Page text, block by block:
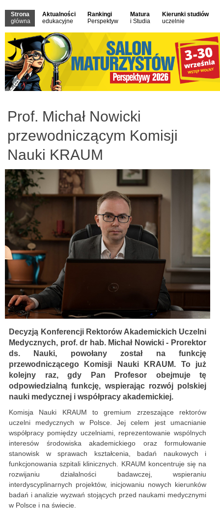
Strona
główna
Aktualności
edukacyjne
Rankingi
Perspektyw
Matura
i Studia
Kierunki studiów
uczelnie
Prof. Michał Nowicki
przewodniczącym Komisji
Nauki KRAUM
Decyzją Konferencji Rektorów Akademickich Uczelni
Medycznych, prof. dr hab. Michał Nowicki - Prorektor
ds. Nauki, powołany został na funkcję
przewodniczącego Komisji Nauki KRAUM. To już
kolejny raz, gdy Pan Profesor obejmuje tę
odpowiedzialną funkcję, wspierając rozwój polskiej
nauki medycznej i współpracy akademickiej.
Komisja Nauki KRAUM to gremium zrzeszające rektorów
uczelni medycznych w Polsce. Jej celem jest umacnianie
współpracy pomiędzy uczelniami, reprezentowanie wspólnych
interesów środowiska akademickiego oraz formułowanie
stanowisk w sprawach kształcenia, badań naukowych i
funkcjonowania szpitali klinicznych. KRAUM koncentruje się na
rozwijaniu działalności badawczej, wspieraniu
interdyscyplinarnych projektów, inicjowaniu nowych kierunków
badań i analizie wyzwań stojących przed naukami medycznymi
w Polsce i na świecie.